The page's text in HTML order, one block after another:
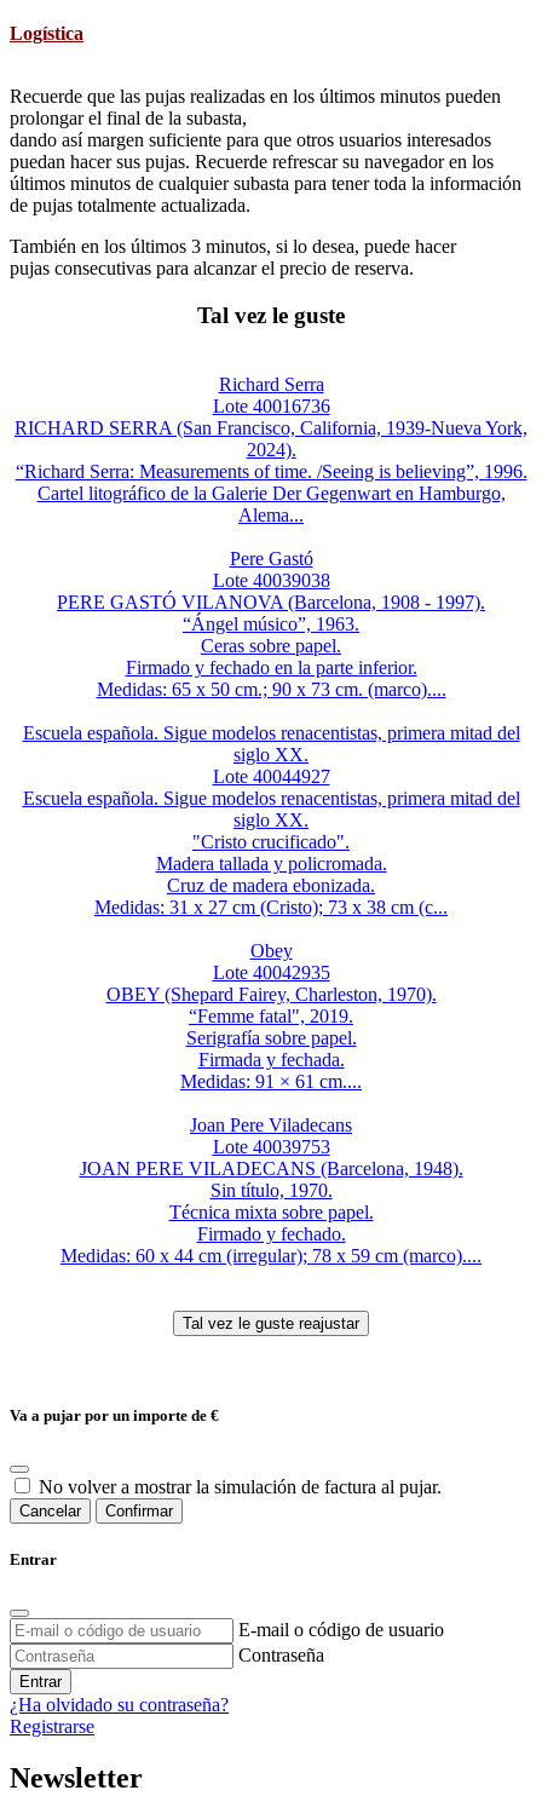
Logística
Recuerde que las pujas realizadas en los últimos minutos pueden
prolongar el final de la subasta,
dando así margen suficiente para que otros usuarios interesados
puedan hacer sus pujas. Recuerde refrescar su navegador en los
últimos minutos de cualquier subasta para tener toda la información
de pujas totalmente actualizada.
También en los últimos 3 minutos, si lo desea, puede hacer
pujas consecutivas para alcanzar el precio de reserva.
Tal vez le guste
Richard Serra
Lote 40016736
RICHARD SERRA (San Francisco, California, 1939-Nueva York,
2024).
“Richard Serra: Measurements of time. /Seeing is believing”, 1996.
Cartel litográfico de la Galerie Der Gegenwart en Hamburgo,
Alema...
Pere Gastó
Lote 40039038
PERE GASTÓ VILANOVA (Barcelona, 1908 - 1997).
“Ángel músico”, 1963.
Ceras sobre papel.
Firmado y fechado en la parte inferior.
Medidas: 65 x 50 cm.; 90 x 73 cm. (marco)....
Escuela española. Sigue modelos renacentistas, primera mitad del
siglo XX.
Lote 40044927
Escuela española. Sigue modelos renacentistas, primera mitad del
siglo XX.
"Cristo crucificado".
Madera tallada y policromada.
Cruz de madera ebonizada.
Medidas: 31 x 27 cm (Cristo); 73 x 38 cm (c...
Obey
Lote 40042935
OBEY (Shepard Fairey, Charleston, 1970).
“Femme fatal", 2019.
Serigrafía sobre papel.
Firmada y fechada.
Medidas: 91 × 61 cm....
Joan Pere Viladecans
Lote 40039753
JOAN PERE VILADECANS (Barcelona, 1948).
Sin título, 1970.
Técnica mixta sobre papel.
Firmado y fechado.
Medidas: 60 x 44 cm (irregular); 78 x 59 cm (marco)....
Va a pujar por un importe de €
No volver a mostrar la simulación de factura al pujar.
Cancelar Confirmar
Entrar
E-mail o código de usuario
Contraseña
Entrar
¿Ha olvidado su contraseña?
Registrarse
Newsletter